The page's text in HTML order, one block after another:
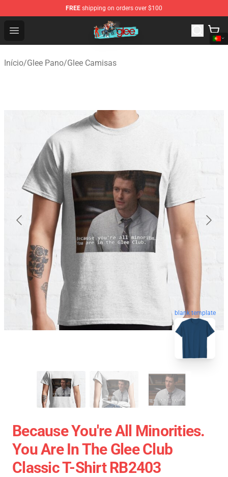
FREE shipping on orders over $100
Open menu
Glee Store - Official Glee Merchandise Shop
Início/Glee Pano/Glee Camisas
blank template
Because You're All Minorities.
You Are In The Glee Club
Classic T-Shirt RB2403